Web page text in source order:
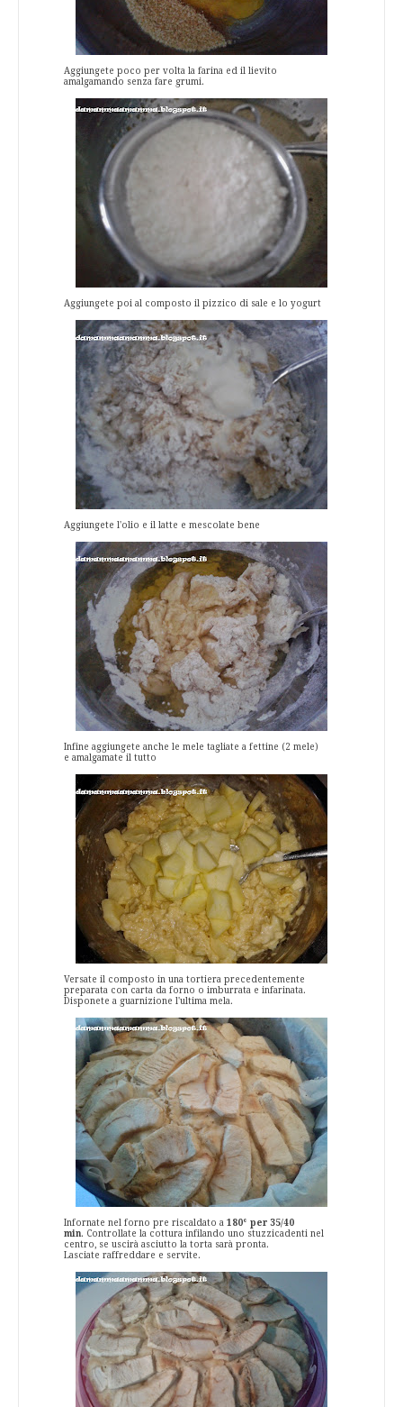
Aggiungete poco per volta la farina ed il lievito
amalgamando senza fare grumi.
Aggiungete poi al composto il pizzico di sale e lo yogurt
Aggiungete l'olio e il latte e mescolate bene
Infine aggiungete anche le mele tagliate a fettine (2 mele)
e amalgamate il tutto
Versate il composto in una tortiera precedentemente
preparata con carta da forno o imburrata e infarinata.
Disponete a guarnizione l'ultima mela.
Infornate nel forno pre riscaldato a 180° per 35/40
min. Controllate la cottura infilando uno stuzzicadenti nel
centro, se uscirà asciutto la torta sarà pronta.
Lasciate raffreddare e servite.